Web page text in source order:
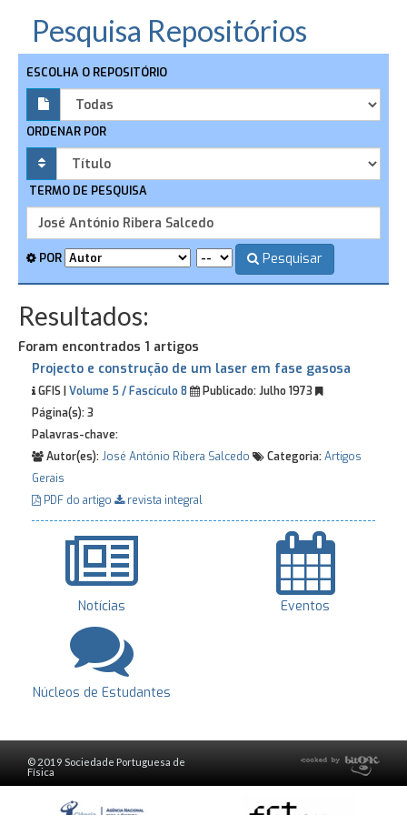
Pesquisa Repositórios
ESCOLHA O REPOSITÓRIO
ORDENAR POR
TERMO DE PESQUISA
POR Pesquisar
Resultados:
Foram encontrados 1 artigos
Projecto e construção de um laser em fase gasosa
GFIS | Volume 5 / Fascículo 8 Publicado:Julho 1973
Página(s):3
Palavras-chave:
Autor(es):José António Ribera Salcedo Categoria:Artigos
Gerais
PDF do artigo
revista integral
Notícias Eventos
Núcleos de Estudantes
© 2019 Sociedade Portuguesa de
Física